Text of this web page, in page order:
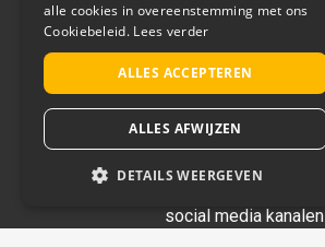
Contact
Hotelstars Union
KHN
Cookiebeleid (EU)
Volg ons
social media kanalen
alle cookies in overeenstemming met ons
Cookiebeleid. Lees verder
ALLES ACCEPTEREN
ALLES AFWIJZEN
DETAILS WEERGEVEN
STRIKT NOODZAKELIJK